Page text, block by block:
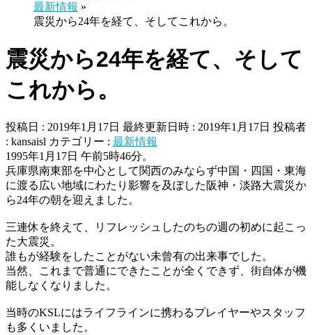
最新情報 »
震災から24年を経て、そしてこれから。
震災から24年を経て、そして
これから。
投稿日 : 2019年1月17日 最終更新日時 : 2019年1月17日 投稿者
: kansaisl カテゴリー : 最新情報
1995年1月17日 午前5時46分。
兵庫県南東部を中心として関西のみならず中国・四国・東海
に渡る広い地域にわたり影響を及ぼした阪神・淡路大震災か
ら24年の朝を迎えました。
三連休を終えて、リフレッシュしたのちの週の初めに起こっ
た大震災。
誰もが経験をしたことがない未曾有の出来事でした。
当然、これまで普通にできたことが全くできず、街自体が機
能しなくなりました。
当時のKSLにはライフラインに携わるプレイヤーやスタッフ
も多くいました。